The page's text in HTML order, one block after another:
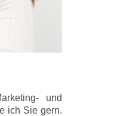
und
ich Sie gern.